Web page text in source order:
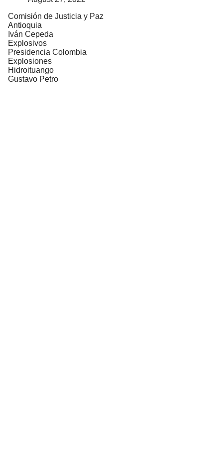
Comisión de Justicia y Paz
Antioquia
Iván Cepeda
Explosivos
Presidencia Colombia
Explosiones
Hidroituango
Gustavo Petro